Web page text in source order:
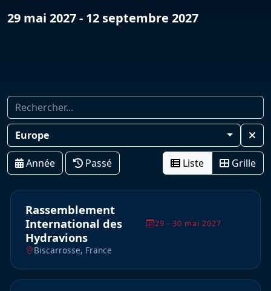
29 mai 2027 - 12 septembre 2027
Europe
Année Passé Liste Grille
29 - 30 mai 2027
Rassemblement
International des
Hydravions
Biscarrosse, France